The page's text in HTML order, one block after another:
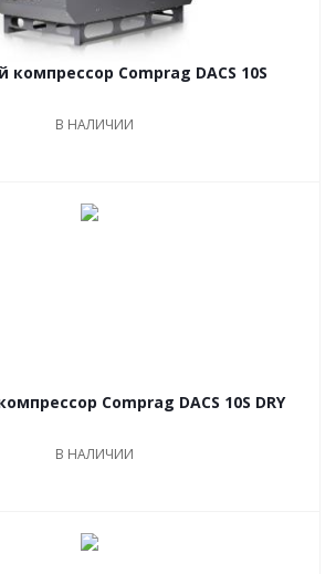
Comprag DACS 10S
В НАЛИЧИИ
Comprag DACS 10S DRY
В НАЛИЧИИ